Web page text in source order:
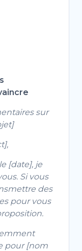
sur
[date], je
Si vous
des
pour vous
pour [nom